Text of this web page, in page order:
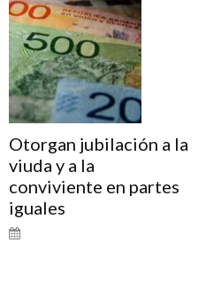
Otorgan jubilación a la
viuda y a la
conviviente en partes
iguales